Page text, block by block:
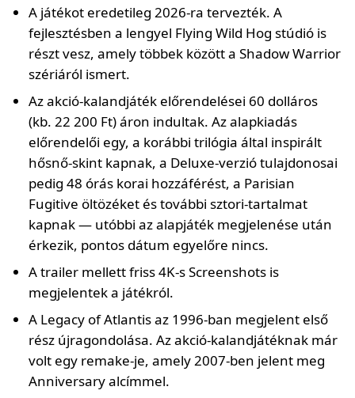
A játékot eredetileg 2026-ra tervezték. A
fejlesztésben a lengyel Flying Wild Hog stúdió is
részt vesz, amely többek között a Shadow Warrior
szériáról ismert.
Az akció-kalandjáték előrendelései 60 dolláros
(kb. 22 200 Ft) áron indultak. Az alapkiadás
előrendelői egy, a korábbi trilógia által inspirált
hősnő-skint kapnak, a Deluxe-verzió tulajdonosai
pedig 48 órás korai hozzáférést, a Parisian
Fugitive öltözéket és további sztori-tartalmat
kapnak — utóbbi az alapjáték megjelenése után
érkezik, pontos dátum egyelőre nincs.
A trailer mellett friss 4K-s Screenshots is
megjelentek a játékról.
A Legacy of Atlantis az 1996-ban megjelent első
rész újragondolása. Az akció-kalandjátéknak már
volt egy remake-je, amely 2007-ben jelent meg
Anniversary alcímmel.